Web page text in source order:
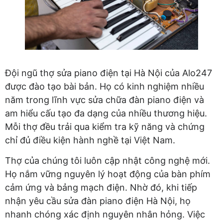
Đội ngũ thợ sửa piano điện tại Hà Nội của Alo247
được đào tạo bài bản. Họ có kinh nghiệm nhiều
năm trong lĩnh vực sửa chữa đàn piano điện và
am hiểu cấu tạo đa dạng của nhiều thương hiệu.
Mỗi thợ đều trải qua kiểm tra kỹ năng và chứng
chỉ đủ điều kiện hành nghề tại Việt Nam.
Thợ của chúng tôi luôn cập nhật công nghệ mới.
Họ nắm vững nguyên lý hoạt động của bàn phím
cảm ứng và bảng mạch điện. Nhờ đó, khi tiếp
nhận yêu cầu sửa đàn piano điện Hà Nội, họ
nhanh chóng xác định nguyên nhân hỏng. Việc